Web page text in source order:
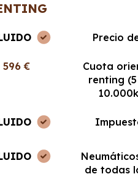
Precio
596 €
Cuota
renting
de todas